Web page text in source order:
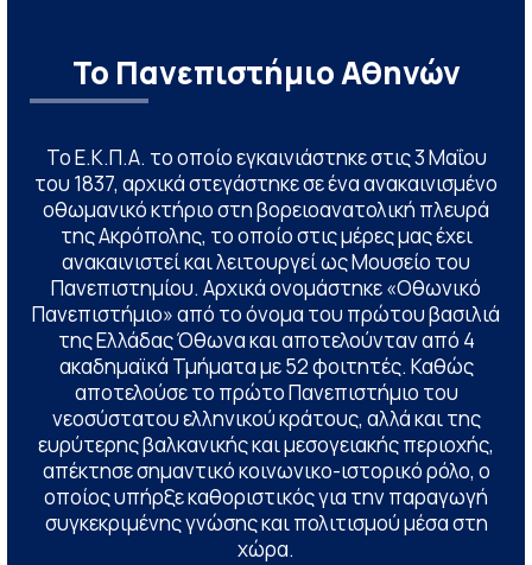
Το Πανεπιστήμιο Αθηνών
Το Ε.Κ.Π.Α. το οποίο εγκαινιάστηκε στις 3 Μαΐου
του 1837, αρχικά στεγάστηκε σε ένα ανακαινισμένο
οθωμανικό κτήριο στη βορειοανατολική πλευρά
της Ακρόπολης, το οποίο στις μέρες μας έχει
ανακαινιστεί και λειτουργεί ως Μουσείο του
Πανεπιστημίου. Αρχικά ονομάστηκε «Οθωνικό
Πανεπιστήμιο» από το όνομα του πρώτου βασιλιά
της Ελλάδας Όθωνα και αποτελούνταν από 4
ακαδημαϊκά Τμήματα με 52 φοιτητές. Καθώς
αποτελούσε το πρώτο Πανεπιστήμιο του
νεοσύστατου ελληνικού κράτους, αλλά και της
ευρύτερης βαλκανικής και μεσογειακής περιοχής,
απέκτησε σημαντικό κοινωνικο-ιστορικό ρόλο, ο
οποίος υπήρξε καθοριστικός για την παραγωγή
συγκεκριμένης γνώσης και πολιτισμού μέσα στη
χώρα.